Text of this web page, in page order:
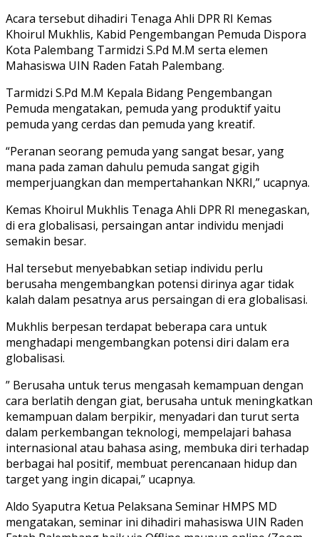
Acara tersebut dihadiri Tenaga Ahli DPR RI Kemas
Khoirul Mukhlis, Kabid Pengembangan Pemuda Dispora
Kota Palembang Tarmidzi S.Pd M.M serta elemen
Mahasiswa UIN Raden Fatah Palembang.
Tarmidzi S.Pd M.M Kepala Bidang Pengembangan
Pemuda mengatakan, pemuda yang produktif yaitu
pemuda yang cerdas dan pemuda yang kreatif.
“Peranan seorang pemuda yang sangat besar, yang
mana pada zaman dahulu pemuda sangat gigih
memperjuangkan dan mempertahankan NKRI,” ucapnya.
Kemas Khoirul Mukhlis Tenaga Ahli DPR RI menegaskan,
di era globalisasi, persaingan antar individu menjadi
semakin besar.
Hal tersebut menyebabkan setiap individu perlu
berusaha mengembangkan potensi dirinya agar tidak
kalah dalam pesatnya arus persaingan di era globalisasi.
Mukhlis berpesan terdapat beberapa cara untuk
menghadapi mengembangkan potensi diri dalam era
globalisasi.
” Berusaha untuk terus mengasah kemampuan dengan
cara berlatih dengan giat, berusaha untuk meningkatkan
kemampuan dalam berpikir, menyadari dan turut serta
dalam perkembangan teknologi, mempelajari bahasa
internasional atau bahasa asing, membuka diri terhadap
berbagai hal positif, membuat perencanaan hidup dan
target yang ingin dicapai,” ucapnya.
Aldo Syaputra Ketua Pelaksana Seminar HMPS MD
mengatakan, seminar ini dihadiri mahasiswa UIN Raden